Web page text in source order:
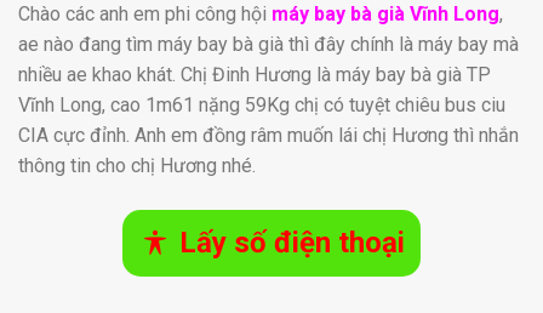
Chào các anh em phi công hội máy bay bà già Vĩnh Long,
ae nào đang tìm máy bay bà già thì đây chính là máy bay mà
nhiều ae khao khát. Chị Đinh Hương là máy bay bà già TP
Vĩnh Long, cao 1m61 nặng 59Kg chị có tuyệt chiêu bus ciu
CIA cực đỉnh. Anh em đồng râm muốn lái chị Hương thì nhắn
thông tin cho chị Hương nhé.
Lấy số điện thoại